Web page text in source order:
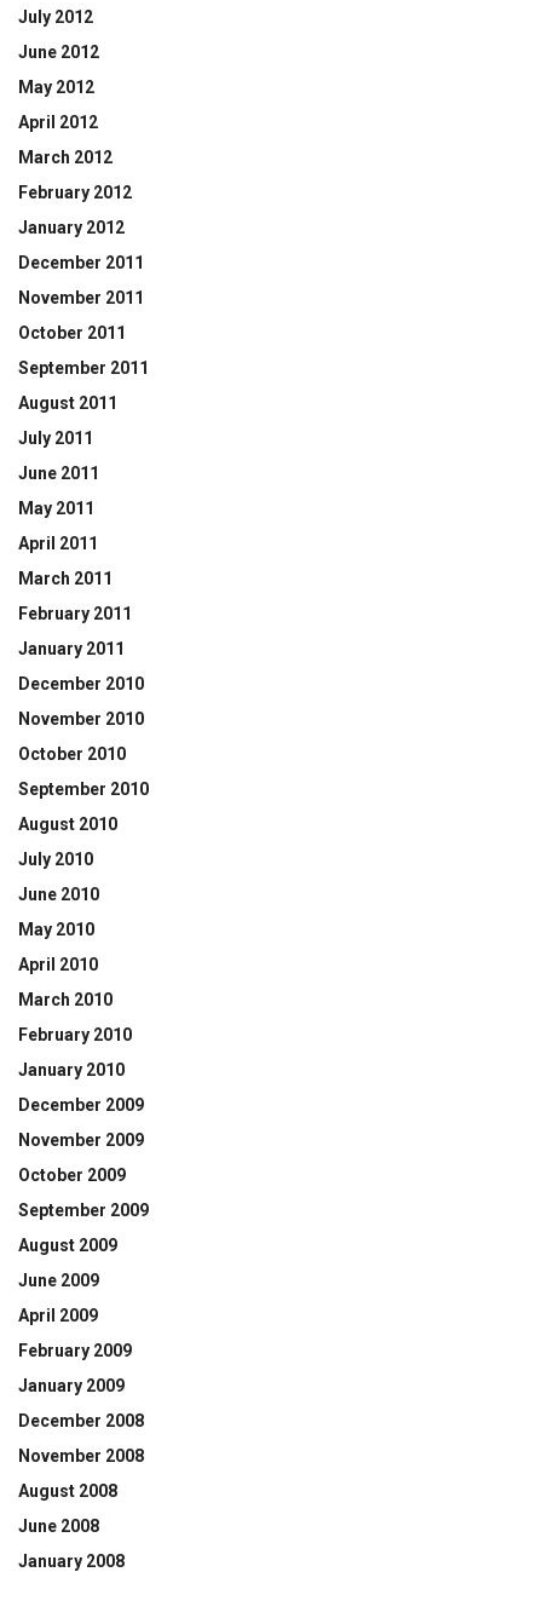
July 2012
June 2012
May 2012
April 2012
March 2012
February 2012
January 2012
December 2011
November 2011
October 2011
September 2011
August 2011
July 2011
June 2011
May 2011
April 2011
March 2011
February 2011
January 2011
December 2010
November 2010
October 2010
September 2010
August 2010
July 2010
June 2010
May 2010
April 2010
March 2010
February 2010
January 2010
December 2009
November 2009
October 2009
September 2009
August 2009
June 2009
April 2009
February 2009
January 2009
December 2008
November 2008
August 2008
June 2008
January 2008